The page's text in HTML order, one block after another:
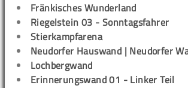
Fränkisches Wunderland
Riegelstein 03 - Sonntagsfahrer
Stierkampfarena
Neudorfer Hauswand | Neudorfer
Lochbergwand
Erinnerungswand 01 - Linker Teil